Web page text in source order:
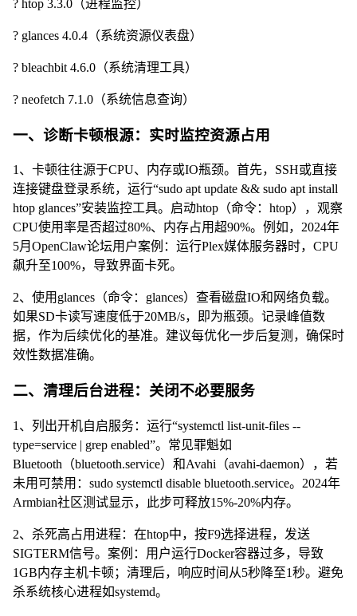
? htop 3.3.0（进程监控）
? glances 4.0.4（系统资源仪表盘）
? bleachbit 4.6.0（系统清理工具）
? neofetch 7.1.0（系统信息查询）
一、诊断卡顿根源：实时监控资源占用
1、卡顿往往源于CPU、内存或IO瓶颈。首先，SSH或直接
连接键盘登录系统，运行“sudo apt update && sudo apt install
htop glances”安装监控工具。启动htop（命令：htop），观察
CPU使用率是否超过80%、内存占用超90%。例如，2024年
5月OpenClaw论坛用户案例：运行Plex媒体服务器时，CPU
飙升至100%，导致界面卡死。
2、使用glances（命令：glances）查看磁盘IO和网络负载。
如果SD卡读写速度低于20MB/s，即为瓶颈。记录峰值数
据，作为后续优化的基准。建议每优化一步后复测，确保时
效性数据准确。
二、清理后台进程：关闭不必要服务
1、列出开机自启服务：运行“systemctl list-unit-files --
type=service | grep enabled”。常见罪魁如
Bluetooth（bluetooth.service）和Avahi（avahi-daemon），若
未用可禁用：sudo systemctl disable bluetooth.service。2024年
Armbian社区测试显示，此步可释放15%-20%内存。
2、杀死高占用进程：在htop中，按F9选择进程，发送
SIGTERM信号。案例：用户运行Docker容器过多，导致
1GB内存主机卡顿；清理后，响应时间从5秒降至1秒。避免
杀系统核心进程如systemd。